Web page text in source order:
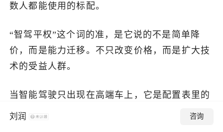
数人都能使用的标配。
“智驾平权”这个词的准，是它说的不是简单降
价，而是能力迁移。不只改变价格，而是扩大技
术的受益人群。
当智能驾驶只出现在高端车上，它是配置表里的
亮点，是营销话术里的卖点。但当它进入十万级
刘润 咨询